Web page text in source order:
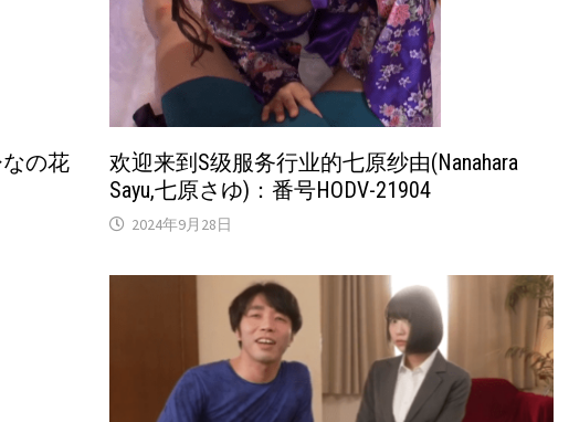
なの花
欢迎来到S级服务行业的七原纱由(Nanahara
Sayu,七原さゆ)：番号HODV-21904
2024年9月28日